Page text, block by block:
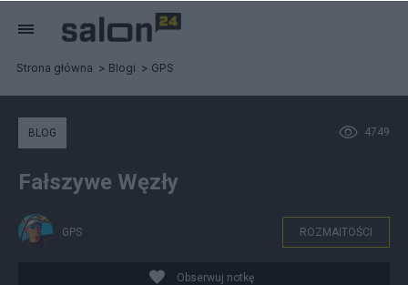
Strona główna Blogi GPS
4749
BLOG
Fałszywe Węzły
GPS ROZMAITOŚCI
Obserwuj notkę